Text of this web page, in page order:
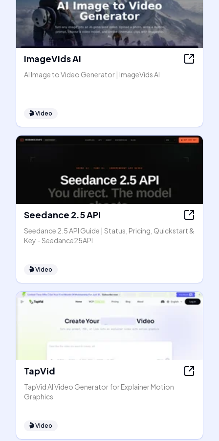
ImageVids AI
AI Image to Video Generator | ImageVids AI
🎬Video
Seedance 2.5 API
Seedance 2.5 API Guide | Status, Pricing, Quickstart &
Key - Seedance25API
🎬Video
TapVid
TapVid AI Video Generator for Explainer Motion
Graphics
🎬Video